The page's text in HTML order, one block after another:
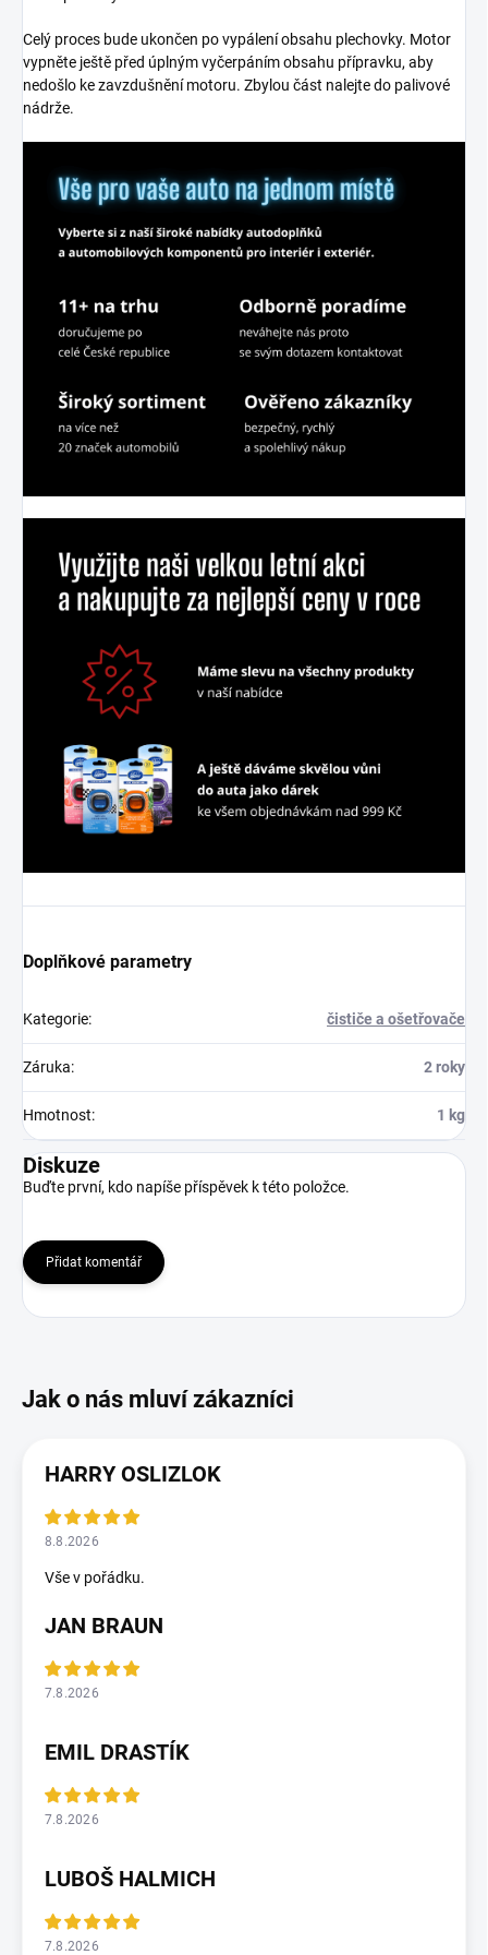
Celý proces bude ukončen po vypálení obsahu plechovky. Motor
vypněte ještě před úplným vyčerpáním obsahu přípravku, aby
nedošlo ke zavzdušnění motoru. Zbylou část nalejte do palivové
nádrže.
Doplňkové parametry
Kategorie: čističe a ošetřovače
Záruka: 2 roky
Hmotnost: 1 kg
Diskuze
Buďte první, kdo napíše příspěvek k této položce.
Přidat komentář
HARRY OSLIZLOK
8.8.2026
Vše v pořádku.
JAN BRAUN
7.8.2026
EMIL DRASTÍK
7.8.2026
LUBOŠ HALMICH
7.8.2026